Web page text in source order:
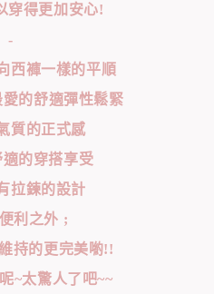
穿得更加安心!
-
西褲一樣的平順
的舒適彈性鬆緊
質的正式感
的穿搭享受
拉鍊的設計
利之外 ;
持的更完美喲!!
~太驚人了吧~~